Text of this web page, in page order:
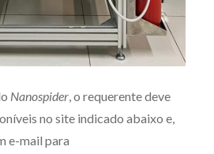
Nanospider, o requerente deve
no site indicado abaixo e,
e-mail para